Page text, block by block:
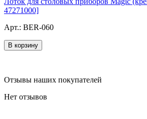
47271000]
Арт.: BER-060
Отзывы наших покупателей
Нет отзывов